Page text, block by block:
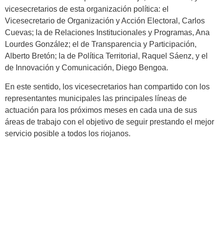
vicesecretarios de esta organización política: el
Vicesecretario de Organización y Acción Electoral, Carlos
Cuevas; la de Relaciones Institucionales y Programas, Ana
Lourdes González; el de Transparencia y Participación,
Alberto Bretón; la de Política Territorial, Raquel Sáenz, y el
de Innovación y Comunicación, Diego Bengoa.
En este sentido, los vicesecretarios han compartido con los
representantes municipales las principales líneas de
actuación para los próximos meses en cada una de sus
áreas de trabajo con el objetivo de seguir prestando el mejor
servicio posible a todos los riojanos.